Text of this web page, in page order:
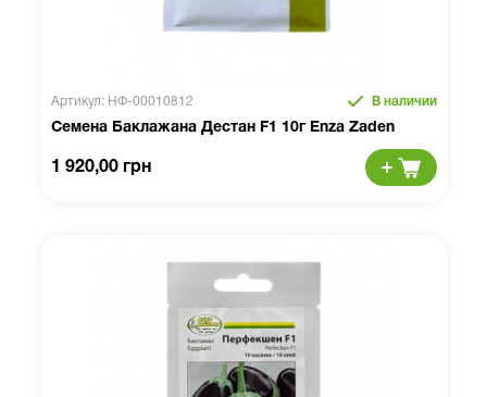
Артикул: НФ-00010812 В наличии
Семена Баклажана Дестан F1 10г Enza Zaden
1 920,00 грн